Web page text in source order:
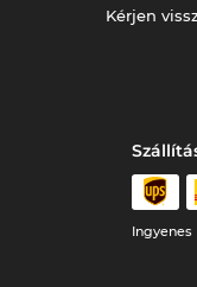
Kérjen